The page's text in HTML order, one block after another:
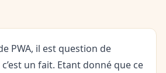
PWA, il est question de
un fait. Etant donné que ce